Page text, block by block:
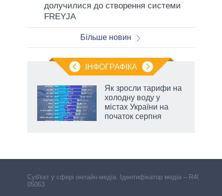
долучилися до створення системи
FREYJA
Більше новин
ІНФОГРАФІКА
Як зросли тарифи на
холодну воду у
містах України на
початок серпня
Cуб'єкт у сфері онлайн-медіа. Ідентифікатор медіа – R40-
05063